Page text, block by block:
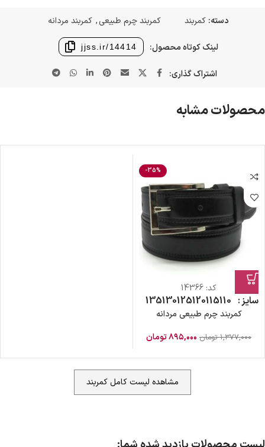
دسته: کمربند کمربند چرم طبیعی, کمربند مردانه
لینک کوتاه محصول: jjss.ir/14414
اشتراک گذاری:
محصولات مشابه
-35%
کد: 14366
سایز 110
115
120
125
130
135
کمربند چرم طبیعی مردانه
۱,۳۷۷,۰۰۰ تومان ۸۹۵,۰۰۰تومان
مشاهده لیست کامل کمربند